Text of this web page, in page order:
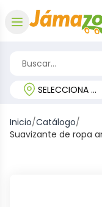
SELECCIONA TU
Inicio/Catálogo/
Suavizante de ropa